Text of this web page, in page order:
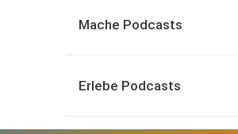
Mache Podcasts
Erlebe Podcasts